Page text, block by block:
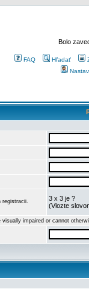
Bolo
FAQ Hľadať
registracii.
3 x 3 je ?
(Vlozte
visually impaired or cannot